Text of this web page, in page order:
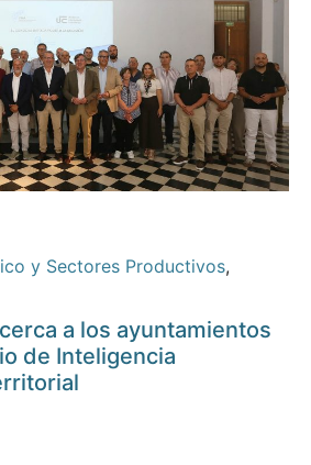
y Sectores Productivos,
a los ayuntamientos
de Inteligencia